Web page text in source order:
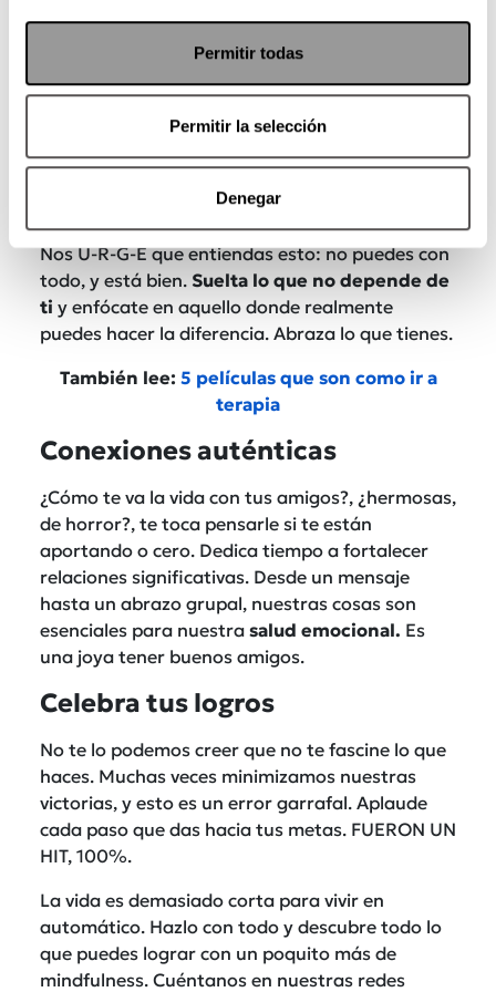
Permitir todas
Permitir la selección
Denegar
Deja ir lo que no controlas
Nos U-R-G-E que entiendas esto: no puedes con
todo, y está bien. Suelta lo que no depende de
ti y enfócate en aquello donde realmente
puedes hacer la diferencia. Abraza lo que tienes.
También lee: 5 películas que son como ir a
terapia
Conexiones auténticas
¿Cómo te va la vida con tus amigos?, ¿hermosas,
de horror?, te toca pensarle si te están
aportando o cero. Dedica tiempo a fortalecer
relaciones significativas. Desde un mensaje
hasta un abrazo grupal, nuestras cosas son
esenciales para nuestra salud emocional. Es
una joya tener buenos amigos.
Celebra tus logros
No te lo podemos creer que no te fascine lo que
haces. Muchas veces minimizamos nuestras
victorias, y esto es un error garrafal. Aplaude
cada paso que das hacia tus metas. FUERON UN
HIT, 100%.
La vida es demasiado corta para vivir en
automático. Hazlo con todo y descubre todo lo
que puedes lograr con un poquito más de
mindfulness. Cuéntanos en nuestras redes